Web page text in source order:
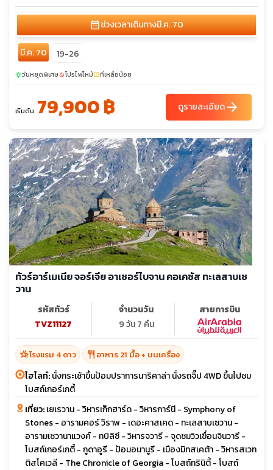
calendar_monthช่วงเวลาเดินทางมี.ค. 70
มี.ค. 70 19-26
sunnyวันหยุดพิเศษlocal_fire_departmentโปรไฟไหม้confirmation_numberที่เหลือน้อย
เริ่มต้น 79,900 ฿ ดูรายละเอียดarrow_forward
ทัวร์อาร์เมเนีย จอร์เจีย อาเซอร์ไบจาน คอเคซัส ทะเลสาบเซ
วาน
รหัสทัวร์
TVZ11127
จำนวนวัน
9 วัน 7 คืน
สายการบิน
hotel_classโรงแรม 4 ดาว restaurant อาหาร 21 มื้อ + บนเครื่อง
ไฮไลท์:นั่งกระเช้าขึ้นป้อมปราการนาริคาล่า นั่งรถจิ๊ป 4WD ขึ้นไปชม
โบสถ์เกอร์เกตี้
เที่ยว:เยเรวาน - วิหารเก็กฮาร์ด - วิหารการ์นี - Symphony of
Stones - อารามคอร์ วิราพ - เดอะคาสเคด - ทะเลสาบเซวาน -
อารามเซวานาแวงค์ - ทบิลิซี - วิหารจวารี - จุดชมวิวเขื่อนจินวารี -
โบสถ์เกอร์เกตี้ - กูดาอูรี - ป้อมอนานูรี - เมืองมิทสเคต้า - วิหารสเวท
ติสโคเวลี - The Chronicle of Georgia - โบสถ์ทรินิตี้ - โบสถ์